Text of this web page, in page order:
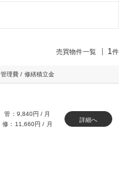
売買物件一覧 1 件
管理費 / 修繕積立金
管：9,840円 / 月
修：11,660円 / 月
詳細へ